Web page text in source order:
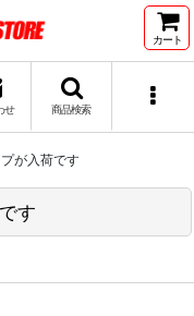
カート
せ 商品検索
が入荷です
す